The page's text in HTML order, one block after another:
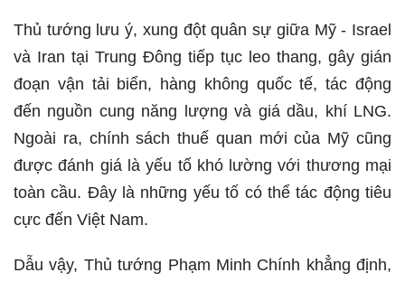
Thủ tướng lưu ý, xung đột quân sự giữa Mỹ - Israel
và Iran tại Trung Đông tiếp tục leo thang, gây gián
đoạn vận tải biển, hàng không quốc tế, tác động
đến nguồn cung năng lượng và giá dầu, khí LNG.
Ngoài ra, chính sách thuế quan mới của Mỹ cũng
được đánh giá là yếu tố khó lường với thương mại
toàn cầu. Đây là những yếu tố có thể tác động tiêu
cực đến Việt Nam.
Dẫu vậy, Thủ tướng Phạm Minh Chính khẳng định,